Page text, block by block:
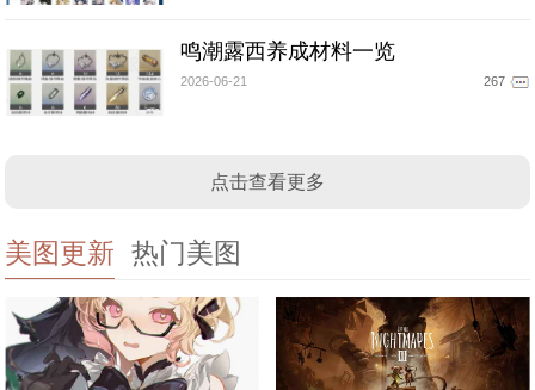
鸣潮露西养成材料一览
2026-06-21 267
点击查看更多
美图更新 热门美图